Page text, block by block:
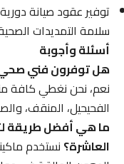
توفير عقود صيانة دورية
سلامة التمديدات
أسئلة وأجوبة
هل توفرون فني صحي
نعم، نحن نغطي كافة
الفحيحيل، المنقف،
ما هي أفضل طريقة
العاشرة؟نستخدم ماكينة